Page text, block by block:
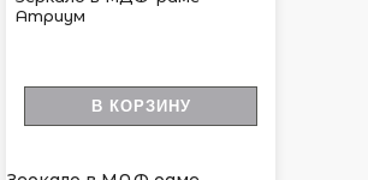
Атриум
В КОРЗИНУ